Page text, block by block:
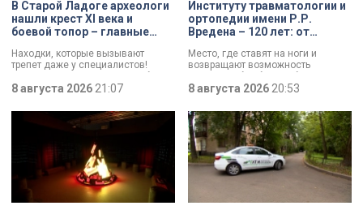
В Старой Ладоге археологи
нашли крест XI века и
боевой топор – главные
Находки, которые вызывают
трепет даже у специалистов!
Нательный крест возрастом более
тысячи лет и боевой топор – вот
главные трофеи археологической
экспедиции в Старой Ладоге в
8 августа 2026 21:07
Институту травматологии и
ортопедии имени Р.Р.
Вредена – 120 лет: от
до передового
медицинского центра
Место, где ставят на ноги и
возвращают возможность
двигаться без боли. Юбилей
отмечает Институт травматологии
и ортопедии имени Р.Р. Вредена.
8 августа 2026 20:53